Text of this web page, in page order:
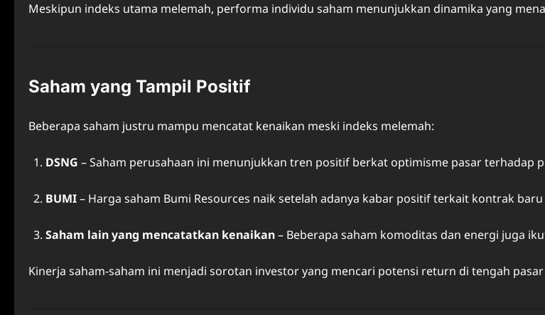
Meskipun indeks utama melemah, performa individu saham menunjukkan dinamika yang
Saham yang Tampil Positif
Beberapa saham justru mampu mencatat kenaikan meski indeks melemah:
DSNG – Saham perusahaan ini menunjukkan tren positif berkat optimisme pasar terhadap
BUMI– Harga saham Bumi Resources naik setelah adanya kabar positif terkait kontrak
Saham lain yang mencatatkan kenaikan– Beberapa saham komoditas dan energi juga
Kinerja saham-saham ini menjadi sorotan investor yang mencari potensi return di tengah